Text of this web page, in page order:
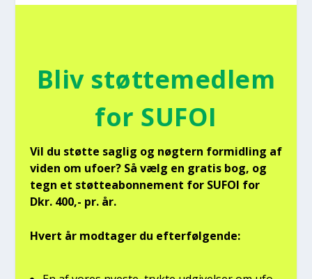
Bliv støt­te­med­lem
for SUFOI
Vil du støt­te sag­lig og nøg­tern for­mid­ling af
viden om ufo­er? Så vælg en gra­tis bog, og
tegn et støt­tea­bon­ne­ment for SUFOI for
Dkr. 400,- pr. år.
Hvert år mod­ta­ger du efter­føl­gen­de: